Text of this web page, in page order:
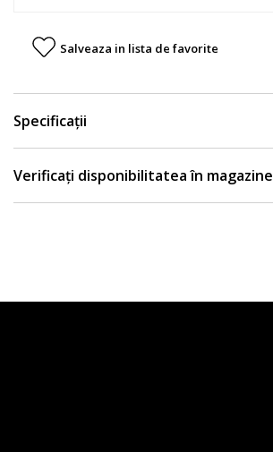
Salveaza in lista de favorite
Specificații
Verificați disponibilitatea în magazine